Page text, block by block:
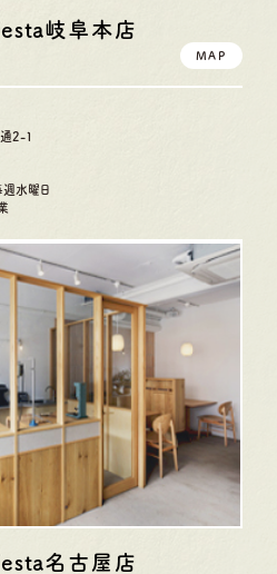
岐阜本店
MAP
2-1
週水曜日
名古屋店